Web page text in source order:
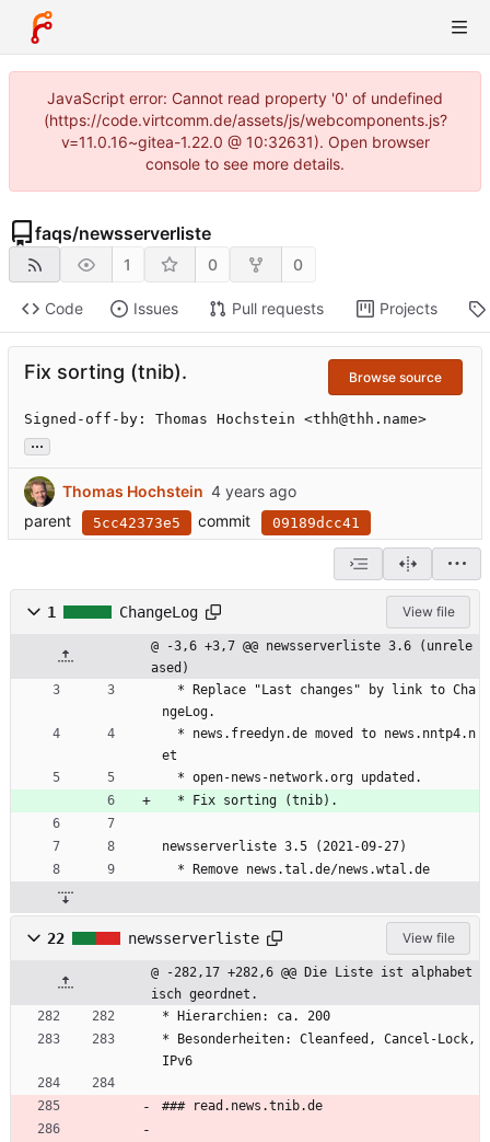
JavaScript error: Cannot read property '0' of undefined
(https://code.virtcomm.de/assets/js/webcomponents.js?
v=11.0.16~gitea-1.22.0 @ 10:32631). Open browser
console to see more details.
faqs/newsserverliste
1 0 0
Code Issues Pull requests Projects
Fix sorting (tnib). Browse source
Signed-off-by: Thomas Hochstein <thh@thh.name>
...
Thomas Hochstein
parent
5cc42373e5 commit 09189dcc41
1 ChangeLog View file
@ -3,6 +3,7 @@ newsserverliste 3.6 (unrele
ased)
ngeLog.
et
  * open-news-network.org updated.
  * Fix sorting (tnib).
newsserverliste 3.5 (2021-09-27)
  * Remove news.tal.de/news.wtal.de
22 newsserverliste View file
@ -282,17 +282,6 @@ Die Liste ist alphabet
isch geordnet.
* Hierarchien: ca. 200
* Besonderheiten: Cleanfeed, Cancel-Lock,
IPv6
### read.news.tnib.de